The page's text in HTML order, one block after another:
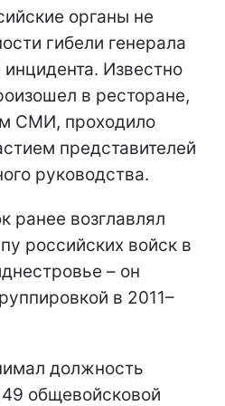
органы не
гибели генерала
инцидента. Известно
в ресторане,
СМИ, проходило
представителей
руководства.
ранее возглавлял
российских войск в
– он
в 2011–
должность
общевойсковой